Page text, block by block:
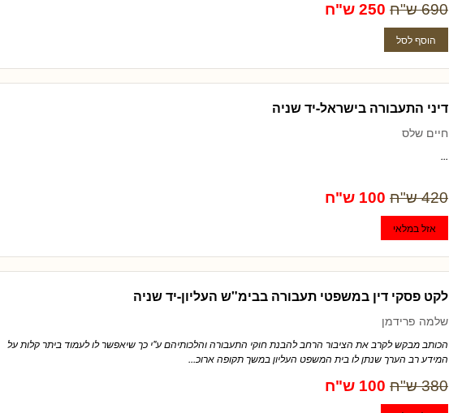
690 ש"ח 250 ש"ח
דיני התעבורה בישראל-יד שניה
חיים שלס
...
420 ש"ח 100 ש"ח
לקט פסקי דין במשפטי תעבורה בבימ"ש העליון-יד שניה
שלמה פרידמן
הכותב מבקש לקרב את הציבור הרחב להבנת חוקי התעבורה והלכותיהם ע"י כך שיאפשר לו לעמוד ביתר קלות על
המידע רב הערך שנתן לו בית המשפט העליון במשך תקופה ארוכ...
380 ש"ח 100 ש"ח